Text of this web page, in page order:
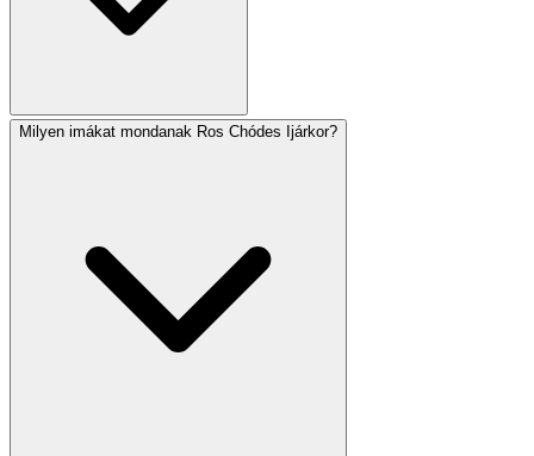
esik. A hónapot a gyógyulással hozzák kapcsolatba –
Ijár héber betűi az 'Áni Hásém Rofechá' (Én vagyok az
Örökkévaló, a te gyógyítód) kezdőbetűi.
Milyen imákat mondanak Ros Chódes Ijárkor?